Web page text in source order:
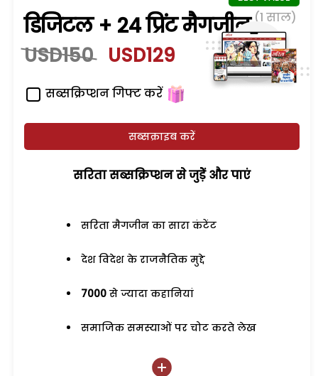
डिजिटल + 24 प्रिंट मैगजीन (1 साल)
USD150 USD129
सब्सक्रिप्शन गिफ्ट करें
सब्सक्राइब करें
सरिता सब्सक्रिप्शन से जुड़ेें और पाएं
सरिता मैगजीन का सारा कंटेंट
देश विदेश के राजनैतिक मुद्दे
7000 से ज्यादा कहानियां
समाजिक समस्याओं पर चोट करते लेख